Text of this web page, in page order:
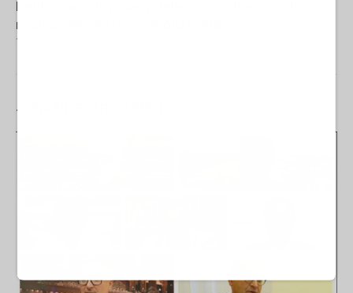
Berlino salva la privacy delle chat online – ma il
rischio censura resta all’orizzonte
17 Ottobre 2025 13:00
#